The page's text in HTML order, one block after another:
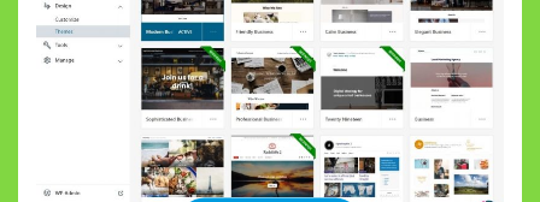
les
moteurs
de